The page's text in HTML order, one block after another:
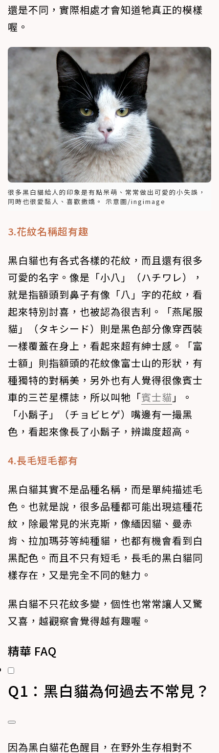
還是不同，實際相處才會知道牠真正的模樣
喔。
很多黑白貓給人的印象是有點呆萌、常常做出可愛的小失誤，
同時也很愛黏人、喜歡撒嬌。 示意圖/ingimage
3.花紋名稱超有趣
黑白貓也有各式各樣的花紋，而且還有很多
可愛的名字。像是「小八」（ハチワレ），
就是指額頭到鼻子有像「八」字的花紋，看
起來特別討喜，也被認為很吉利。「燕尾服
貓」（タキシード）則是黑色部分像穿西裝
一樣覆蓋在身上，看起來超有紳士感。「富
士額」則指額頭的花紋像富士山的形狀，有
種獨特的對稱美，另外也有人覺得很像賓士
車的三芒星標誌，所以叫牠「賓士貓 」。
「小鬍子」（チョビヒゲ）嘴邊有一撮黑
色，看起來像長了小鬍子，辨識度超高。
4.長毛短毛都有
黑白貓其實不是品種名稱，而是單純描述毛
色。也就是說，很多品種都可能出現這種花
紋，除最常見的米克斯，像緬因貓、曼赤
肯、拉加瑪芬等純種貓，也都有機會看到白
黑配色。而且不只有短毛，長毛的黑白貓同
樣存在，又是完全不同的魅力。
黑白貓不只花紋多變，個性也常常讓人又驚
又喜，越觀察會覺得越有趣喔。
精華 FAQ
Q1：黑白貓為何過去不常見？
因為黑白貓花色醒目，在野外生存相對不